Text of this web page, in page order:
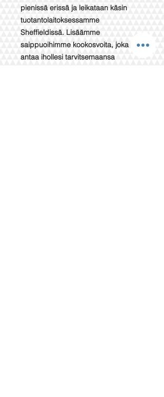
pienissä erissä ja leikataan käsin
tuotantolaitoksessamme
Sheffieldissä. Lisäämme
saippuoihimme kookosvoita, joka
antaa ihollesi tarvitsemaansa